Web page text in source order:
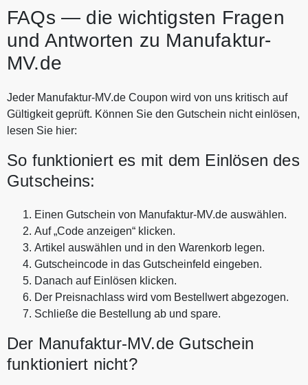
FAQs — die wichtigsten Fragen
und Antworten zu Manufaktur-
MV.de
Jeder Manufaktur-MV.de Coupon wird von uns kritisch auf
Gültigkeit geprüft. Können Sie den Gutschein nicht einlösen,
lesen Sie hier:
So funktioniert es mit dem Einlösen des
Gutscheins:
Einen Gutschein von Manufaktur-MV.de auswählen.
Auf „Code anzeigen“ klicken.
Artikel auswählen und in den Warenkorb legen.
Gutscheincode in das Gutscheinfeld eingeben.
Danach auf Einlösen klicken.
Der Preisnachlass wird vom Bestellwert abgezogen.
Schließe die Bestellung ab und spare.
Der Manufaktur-MV.de Gutschein
funktioniert nicht?